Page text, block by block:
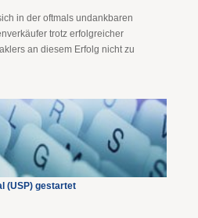
in der oftmals undankbaren
trotz erfolgreicher
an diesem Erfolg nicht zu
(USP) gestartet